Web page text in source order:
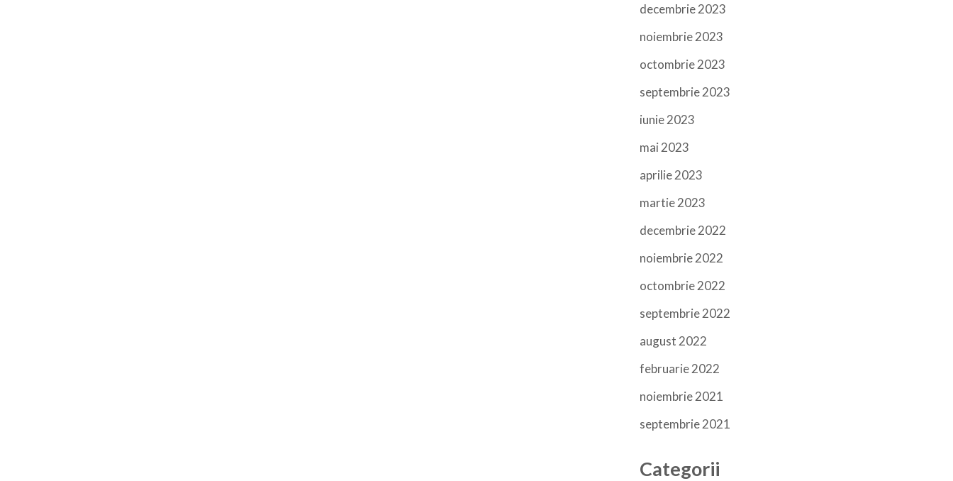
decembrie 2023
noiembrie 2023
octombrie 2023
septembrie 2023
iunie 2023
mai 2023
aprilie 2023
martie 2023
decembrie 2022
noiembrie 2022
octombrie 2022
septembrie 2022
august 2022
februarie 2022
noiembrie 2021
septembrie 2021
Categorii